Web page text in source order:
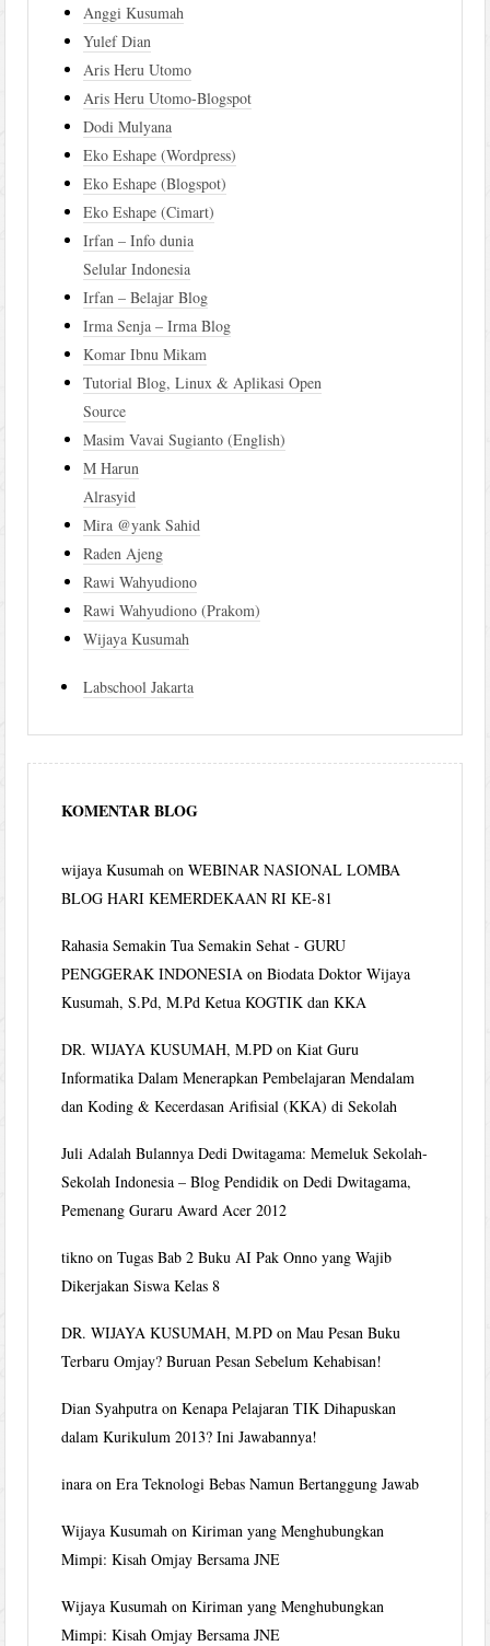
Anggi Kusumah
Yulef Dian
Aris Heru Utomo
Aris Heru Utomo-Blogspot
Dodi Mulyana
Eko Eshape (Wordpress)
Eko Eshape (Blogspot)
Eko Eshape (Cimart)
Irfan – Info dunia
Selular Indonesia
Irfan – Belajar Blog
Irma Senja – Irma Blog
Komar Ibnu Mikam
Tutorial Blog, Linux & Aplikasi Open
Source
Masim Vavai Sugianto (English)
M Harun
Alrasyid
Mira @yank Sahid
Raden Ajeng
Rawi Wahyudiono
Rawi Wahyudiono (Prakom)
Wijaya Kusumah
Labschool Jakarta
KOMENTAR BLOG
wijaya Kusumah onWEBINAR NASIONAL LOMBA
BLOG HARI KEMERDEKAAN RI KE-81
Rahasia Semakin Tua Semakin Sehat - GURU
PENGGERAK INDONESIA onBiodata Doktor Wijaya
Kusumah, S.Pd, M.Pd Ketua KOGTIK dan KKA
DR. WIJAYA KUSUMAH, M.PD onKiat Guru
Informatika Dalam Menerapkan Pembelajaran Mendalam
dan Koding & Kecerdasan Arifisial (KKA) di Sekolah
Juli Adalah Bulannya Dedi Dwitagama: Memeluk Sekolah-
Sekolah Indonesia – Blog Pendidik onDedi Dwitagama,
Pemenang Guraru Award Acer 2012
tikno onTugas Bab 2 Buku AI Pak Onno yang Wajib
Dikerjakan Siswa Kelas 8
DR. WIJAYA KUSUMAH, M.PD onMau Pesan Buku
Terbaru Omjay? Buruan Pesan Sebelum Kehabisan!
Dian Syahputra onKenapa Pelajaran TIK Dihapuskan
dalam Kurikulum 2013? Ini Jawabannya!
inara onEra Teknologi Bebas Namun Bertanggung Jawab
Wijaya Kusumah onKiriman yang Menghubungkan
Mimpi: Kisah Omjay Bersama JNE
Wijaya Kusumah onKiriman yang Menghubungkan
Mimpi: Kisah Omjay Bersama JNE